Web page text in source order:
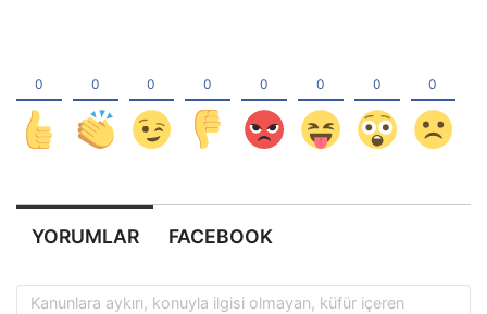
YORUMLAR FACEBOOK